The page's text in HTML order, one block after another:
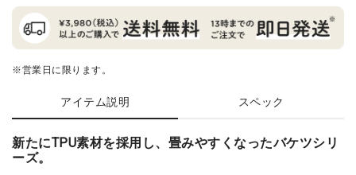
※営業日に限ります。
アイテム説明 スペック
新たにTPU素材を採用し、畳みやすくなったバケツシリ
ーズ。